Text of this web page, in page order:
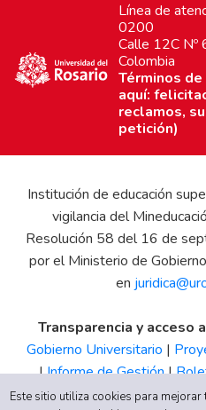
Línea de
0200
Calle 12C Nº
Colombia
Términos de
aquí:
reclamos,
petición)
Institución de educación
vigilancia del
Resolución 58 del 16 de
por el Ministerio de
en
Transparencia y acceso
Gobierno Universitario |
|Informe de Gestión|
Tributario|Estados
Este sitio utiliza cookies para